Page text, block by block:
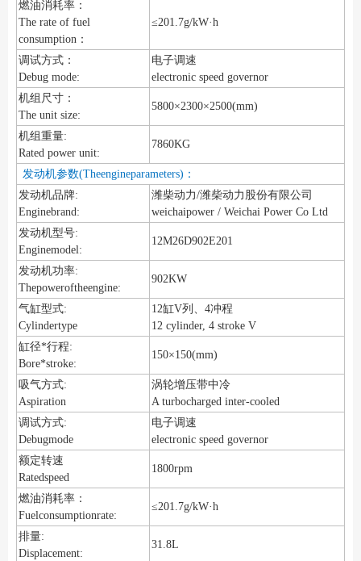
燃油消耗率：
The rate of fuel
consumption：
≤201.7g/kW·h
调试方式：
Debug mode:
电子调速
electronic speed governor
机组尺寸：
The unit size:
5800×2300×2500(mm)
机组重量:
Rated power unit:
7860KG
发动机参数(Theengineparameters)：
发动机品牌:
Enginebrand:
潍柴动力/潍柴动力股份有限公司
weichaipower / Weichai Power Co Ltd
发动机型号:
Enginemodel:
12M26D902E201
发动机功率:
Thepoweroftheengine:
902KW
气缸型式:
Cylindertype
12缸V列、4冲程
12 cylinder, 4 stroke V
缸径*行程:
Bore*stroke:
150×150(mm)
吸气方式:
Aspiration
涡轮增压带中冷
A turbocharged inter-cooled
调试方式:
Debugmode
电子调速
electronic speed governor
额定转速
Ratedspeed
1800rpm
燃油消耗率：
Fuelconsumptionrate:
≤201.7g/kW·h
排量:
Displacement:
31.8L